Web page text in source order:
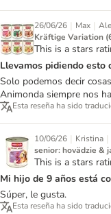
26/06/26 | Max |
Kräftige Variation
This is a stars
Llevamos pidiendo esto
Solo podemos decir
Animonda siempre nos
Esta reseña ha sido
10/06/26 | Kristina |
senior: hovädzie &
This is a stars
Mi hijo de 9 años está
Súper, le gusta.
Esta reseña ha sido